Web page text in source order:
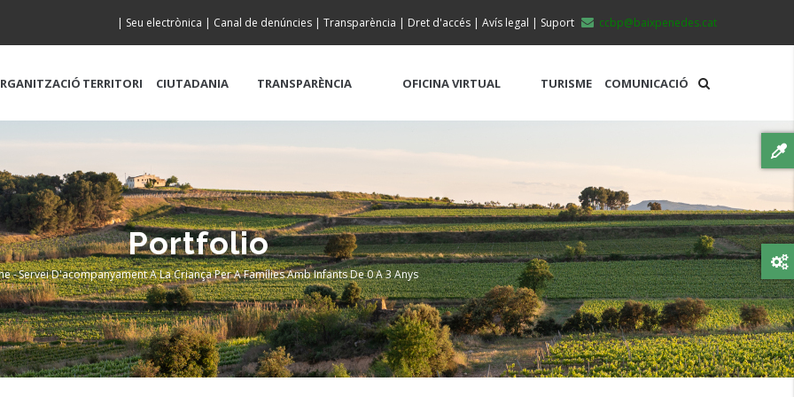
ccbp@baixpenedes.cat
| Seu electrònica | Canal de denúncies | Transparència | Dret d'accés | Avís legal | Suport
TERRITORI CIUTADANIA TRANSPARÈNCIA OFICINA VIRTUAL TURISME COMUNICACIÓ
Portfolio
-Servei D'acompanyament A La Criança Per A Famílies Amb Infants De 0 A 3 Anys